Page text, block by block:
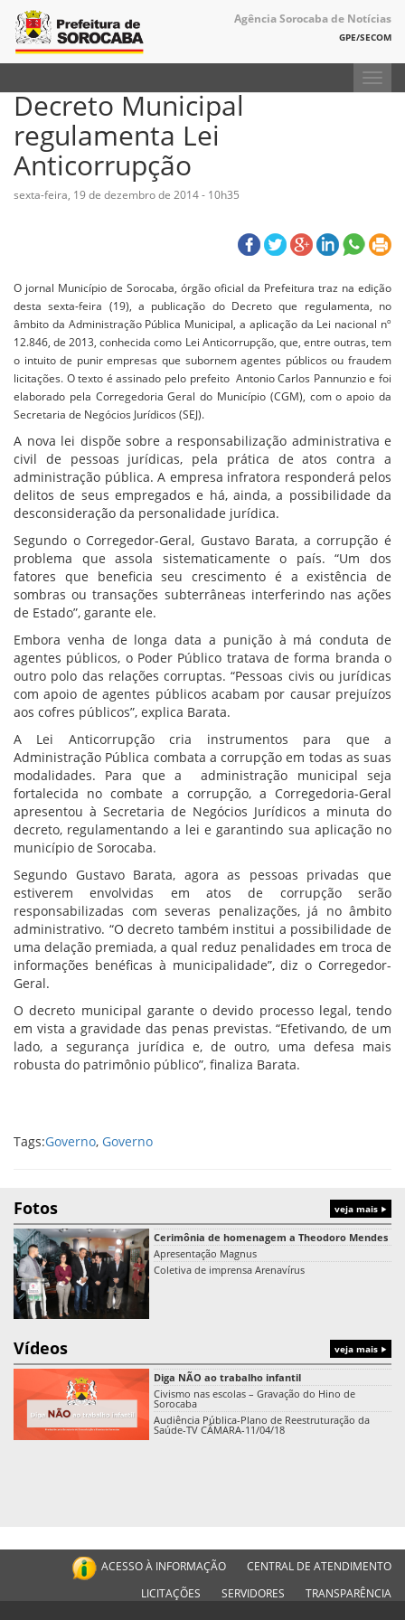
Agência Sorocaba de Notícias
GPE/SECOM
Decreto Municipal
regulamenta Lei
Anticorrupção
sexta-feira, 19 de dezembro de 2014 - 10h35
O jornal Município de Sorocaba, órgão oficial da Prefeitura traz na edição
desta sexta-feira (19), a publicação do Decreto que regulamenta, no
âmbito da Administração Pública Municipal, a aplicação da Lei nacional nº
12.846, de 2013, conhecida como Lei Anticorrupção, que, entre outras, tem
o intuito de punir empresas que subornem agentes públicos ou fraudem
licitações. O texto é assinado pelo prefeito Antonio Carlos Pannunzio e foi
elaborado pela Corregedoria Geral do Município (CGM), com o apoio da
Secretaria de Negócios Jurídicos (SEJ).
A nova lei dispõe sobre a responsabilização administrativa e
civil de pessoas jurídicas, pela prática de atos contra a
administração pública. A empresa infratora responderá pelos
delitos de seus empregados e há, ainda, a possibilidade da
desconsideração da personalidade jurídica.
Segundo o Corregedor-Geral, Gustavo Barata, a corrupção é
problema que assola sistematicamente o país. “Um dos
fatores que beneficia seu crescimento é a existência de
sombras ou transações subterrâneas interferindo nas ações
de Estado”, garante ele.
Embora venha de longa data a punição à má conduta de
agentes públicos, o Poder Público tratava de forma branda o
outro polo das relações corruptas. “Pessoas civis ou jurídicas
com apoio de agentes públicos acabam por causar prejuízos
aos cofres públicos”, explica Barata.
A Lei Anticorrupção cria instrumentos para que a
Administração Pública combata a corrupção em todas as suas
modalidades. Para que a administração municipal seja
fortalecida no combate a corrupção, a Corregedoria-Geral
apresentou à Secretaria de Negócios Jurídicos a minuta do
decreto, regulamentando a lei e garantindo sua aplicação no
município de Sorocaba.
Segundo Gustavo Barata, agora as pessoas privadas que
estiverem envolvidas em atos de corrupção serão
responsabilizadas com severas penalizações, já no âmbito
administrativo. “O decreto também institui a possibilidade de
uma delação premiada, a qual reduz penalidades em troca de
informações benéficas à municipalidade”, diz o Corregedor-
Geral.
O decreto municipal garante o devido processo legal, tendo
em vista a gravidade das penas previstas. “Efetivando, de um
lado, a segurança jurídica e, de outro, uma defesa mais
robusta do patrimônio público”, finaliza Barata.
Tags:Governo, Governo
Fotos veja mais
Cerimônia de homenagem a Theodoro Mendes
Apresentação Magnus
Coletiva de imprensa Arenavírus
Vídeos veja mais
Diga NÃO ao trabalho infantil
Civismo nas escolas – Gravação do Hino de
Sorocaba
Audiência Pública-Plano de Reestruturação da
Saúde-TV CÂMARA-11/04/18
ACESSO À INFORMAÇÃO
CENTRAL DE ATENDIMENTO
LICITAÇÕES
SERVIDORES TRANSPARÊNCIA